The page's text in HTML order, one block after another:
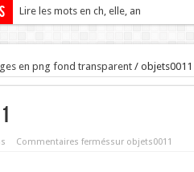
Lire les mots en ch, elle, an
en png fond transparent/ objets0011
Commentaires ferméssur objets0011